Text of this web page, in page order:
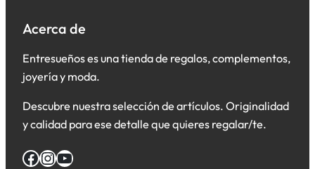
Acerca de
Entresueños es una tienda de regalos, complementos,
joyería y moda.
Descubre nuestra selección de artículos. Originalidad
y calidad para ese detalle que quieres regalar/te.
Facebook InstagramYouTube